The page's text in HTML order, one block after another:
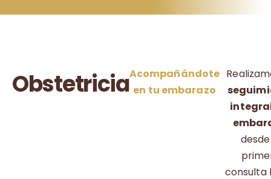
ObstetriciaAcompañándote
en tu embarazo
consulta